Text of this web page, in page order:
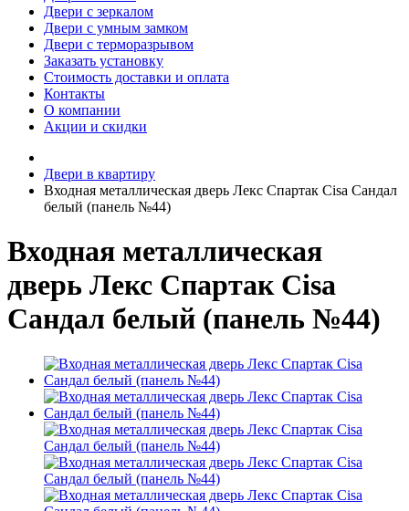
Двери с зеркалом
Двери с умным замком
Двери с терморазрывом
Заказать установку
Стоимость доставки и оплата
Контакты
О компании
Акции и скидки
Двери в квартиру
Входная металлическая дверь Лекс Спартак Cisa Сандал
белый (панель №44)
Входная металлическая
дверь Лекс Спартак Cisa
Сандал белый (панель №44)